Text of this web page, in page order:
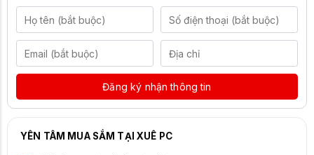
Đăng ký nhận thông tin
YÊN TÂM MUA SẮM TẠI XUÊ PC